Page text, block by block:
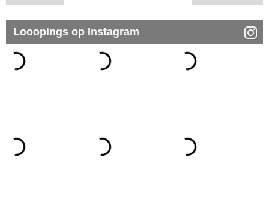
Looopings op Instagram